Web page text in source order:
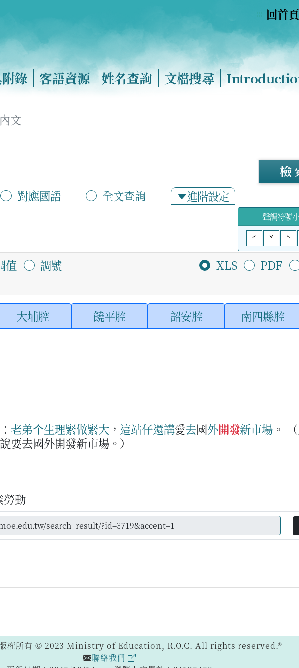
回首頁
錄 客語資源 姓名查詢 文檔搜尋
內文
對應國語 全文查詢 進階設定
檢
聲調符號
ˊ
ˇ ˋ
值 調號 XLS PDF
大埔腔 饒平腔 詔安腔 南四縣腔
老弟个生理緊做緊大 ， 這站仔還講愛去國外開發新市場 。
要去國外開發新市場。）
勞動
版權所有 © 2023 Ministry of Education, R.O.C. All rights reserved.®
聯絡我們